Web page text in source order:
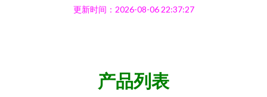
更新时间：2026-08-06 22:37:27
产品列表